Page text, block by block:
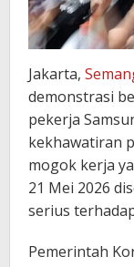
Jakarta,
demonstrasi
pekerja
kekhawatiran
mogok kerja
21 Mei 2026
serius
Pemerintah